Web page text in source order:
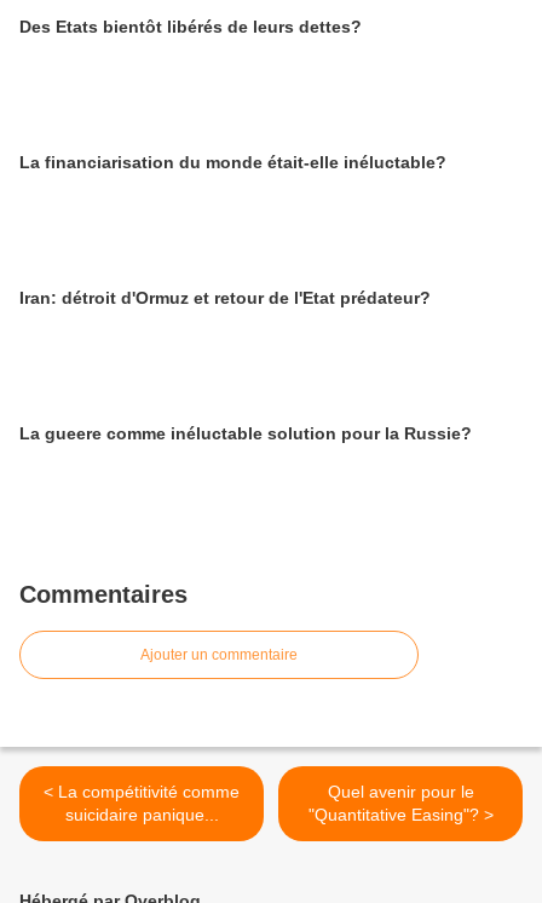
Des Etats bientôt libérés de leurs dettes?
La financiarisation du monde était-elle inéluctable?
Iran: détroit d'Ormuz et retour de l'Etat prédateur?
La gueere comme inéluctable solution pour la Russie?
Commentaires
Ajouter un commentaire
< La compétitivité comme
suicidaire panique...
Quel avenir pour le
"Quantitative Easing"? >